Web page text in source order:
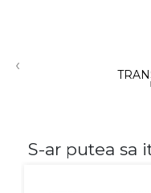
18K
‹
S-ar putea sa